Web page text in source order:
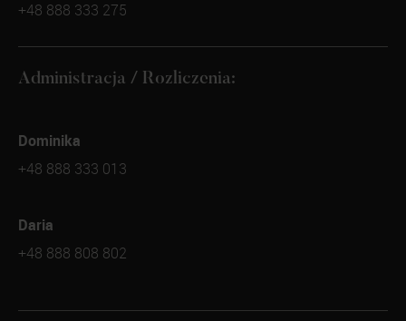
+48 888 333 275
Administracja / Rozliczenia:
Dominika
+48 888 333 013
Daria
+48 888 808 802